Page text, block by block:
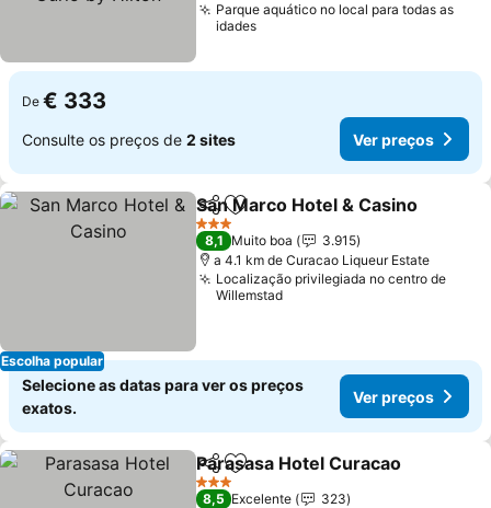
Parque aquático no local para todas as
idades
De € 333
Consulte os preços de 2 sites Ver preços
Escolha popular
PartilharAdicionar aos favoritos
San Marco Hotel & Casino
3 Estrelas
8,1 Muito boa
3.915
a 4.1 km de Curacao Liqueur Estate
Localização privilegiada no centro de
Willemstad
Selecione as datas para ver os preços
exatos.
Ver preços
PartilharAdicionar aos favoritos
Parasasa Hotel Curacao
3 Estrelas
8,5 Excelente
323